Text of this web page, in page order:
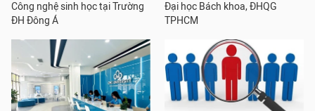
Công nghệ sinh học tại Trường
ĐH Đông Á
Đại học Bách khoa, ĐHQG
TPHCM